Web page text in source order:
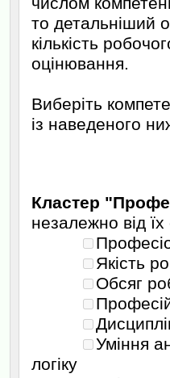
то детальніший
кількість
оцінювання.
Виберіть
із наведеного
Кластер
незалежно від їх
Якість
Обсяг
Уміння
логіку